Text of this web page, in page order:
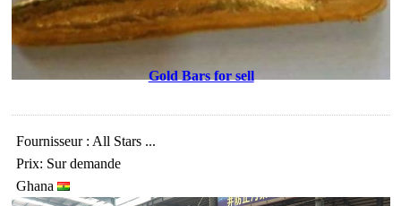
Gold Bars for sell
Fournisseur : All Stars ...
Prix: Sur demande
Ghana